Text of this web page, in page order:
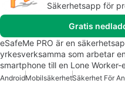
Säkerhetsapp för
Gratis
eSafeMe PRO är en
yrkesverksamma som arbetar
smartphone till en Lone
AndroidMobilsäkerhetSäkerhet För